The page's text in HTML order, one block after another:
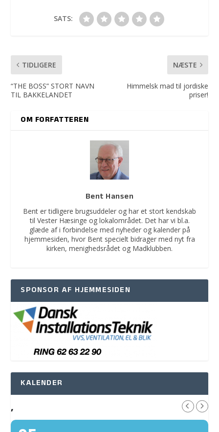
SATS:
TIDLIGERE
“THE BOSS” STORT NAVN
TIL BAKKELANDET
NÆSTE
Himmelsk mad til jordiske
priser!
OM FORFATTEREN
Bent Hansen
Bent er tidligere brugsuddeler og har et stort kendskab
til Vester Hæsinge og lokalområdet. Det har vi bl.a.
glæde af i forbindelse med nyheder og kalender på
hjemmesiden, hvor Bent specielt bidrager med nyt fra
kirken, menighedsrådet og Madklubben.
SPONSOR AF HJEMMESIDEN
KALENDER
,